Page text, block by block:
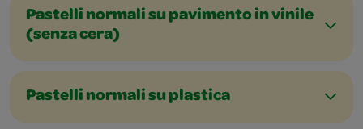
Pastelli normali su pavimento in vinile
(senza cera)
Pastelli normali su plastica